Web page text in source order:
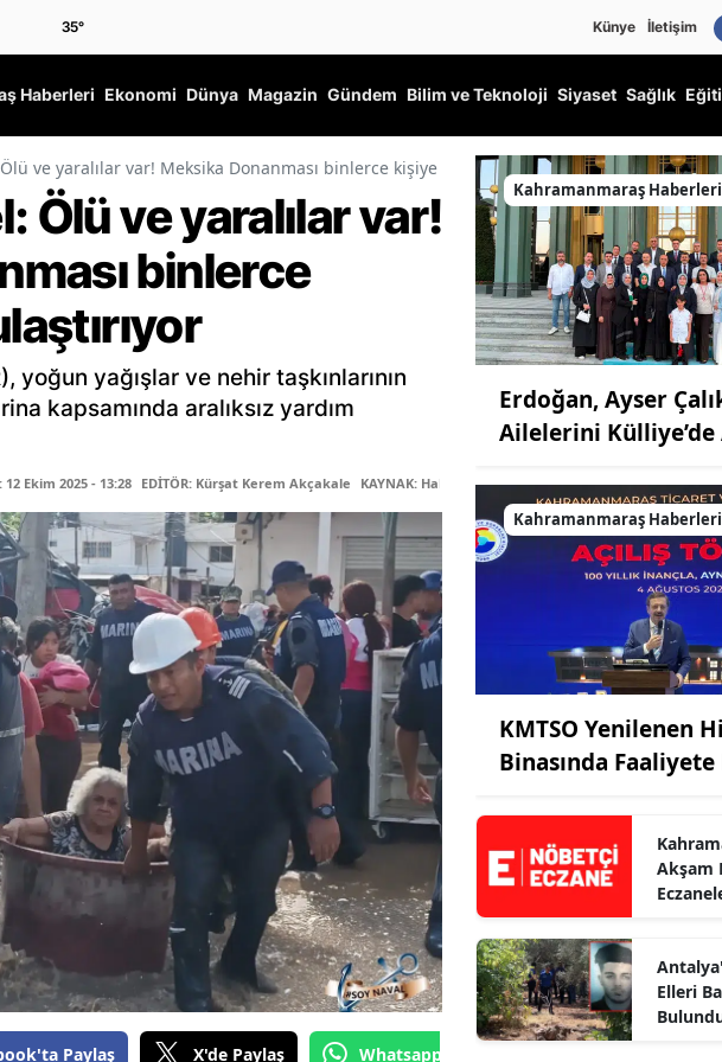
35° Künye İletişim
Haberleri Ekonomi Dünya Magazin Gündem Bilim ve Teknoloji Siyaset Sağlık
ve yaralılar var! Meksika Donanması binlerce kişiye yardım ulaştırıyor
Ölü ve yaralılar var!
binlerce
yoğun yağışlar ve nehir taşkınlarının
kapsamında aralıksız yardım
12 Ekim 2025 - 13:28 EDİTÖR: Kürşat Kerem Akçakale KAYNAK: Haber Merkezi
Paylaş X'de Paylaş Whatsapp'tan Gönder
Kahramanmaraş Haberleri
Erdoğan, Ayser
Ailelerini Külliye’de
Kahramanmaraş Haberleri
KMTSO Yenilenen
Binasında Faaliyete
Akşam
Elleri